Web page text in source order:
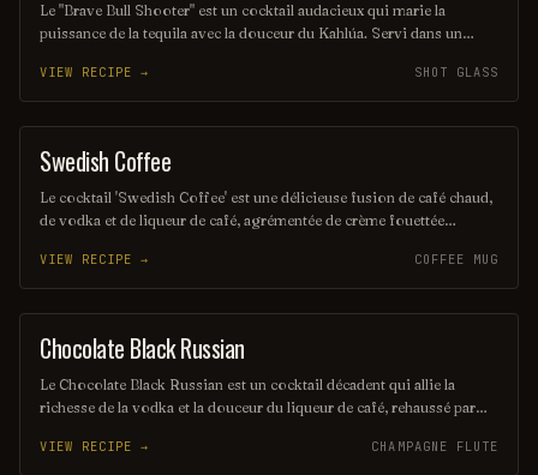
Le "Brave Bull Shooter" est un cocktail audacieux qui marie la
puissance de la tequila avec la douceur du Kahlúa. Servi dans un
parfaite pour ceux qui recherchent un goût intense et une montée
d'adrénaline. Ce mélange unique est idéal pour commencer une
soirée festive.
VIEW RECIPE → SHOT GLASS
COFFEE / TEA
Swedish Coffee
Le cocktail 'Swedish Coffee' est une délicieuse fusion de café chaud,
de vodka et de liqueur de café, agrémentée de crème fouettée
réconfortante et énergisante, idéale pour se détendre ou célébrer. Sa
touche sucrée et son arôme riche en font une boisson
incontournable lors des soirées.
VIEW RECIPE → COFFEE MUG
ORDINARY DRINK
Chocolate Black Russian
Le Chocolate Black Russian est un cocktail décadent qui allie la
richesse de la vodka et la douceur du liqueur de café, rehaussé par
expérience gustative veloutée et irrésistible, parfaite pour les
VIEW RECIPE → CHAMPAGNE FLUTE